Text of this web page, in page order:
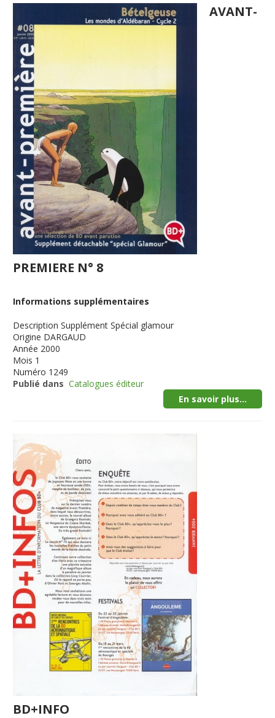
AVANT-
PREMIERE N° 8
Informations supplémentaires
Description Supplément Spécial glamour
Origine DARGAUD
Année 2000
Mois 1
Numéro 1249
Publié dans Catalogues éditeur
En savoir plus...
BD+INFO